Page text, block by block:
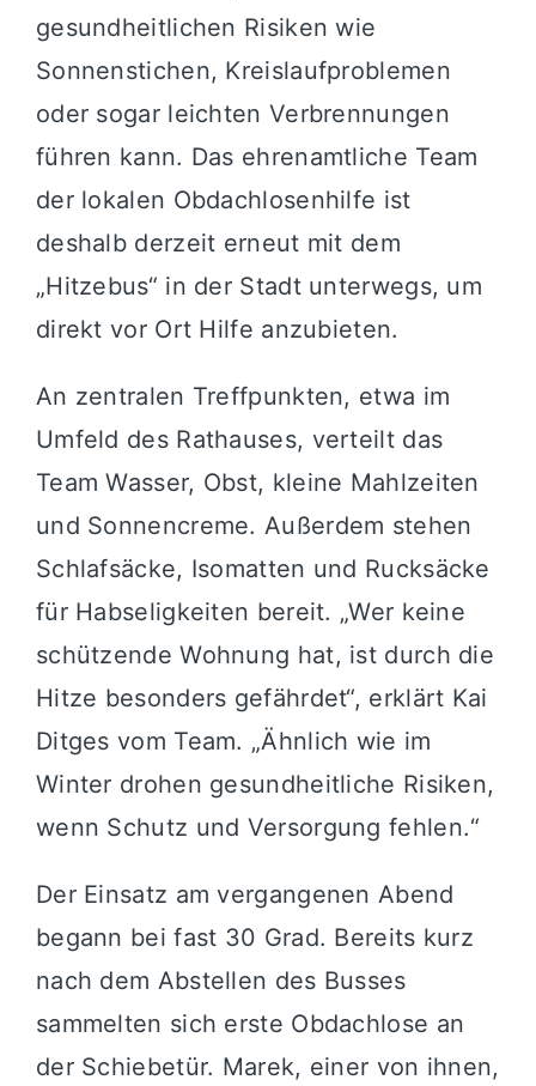
gesundheitlichen Risiken wie
Sonnenstichen, Kreislaufproblemen
oder sogar leichten Verbrennungen
führen kann. Das ehrenamtliche Team
der lokalen Obdachlosenhilfe ist
deshalb derzeit erneut mit dem
„Hitzebus“ in der Stadt unterwegs, um
direkt vor Ort Hilfe anzubieten.
An zentralen Treffpunkten, etwa im
Umfeld des Rathauses, verteilt das
Team Wasser, Obst, kleine Mahlzeiten
und Sonnencreme. Außerdem stehen
Schlafsäcke, Isomatten und Rucksäcke
für Habseligkeiten bereit. „Wer keine
schützende Wohnung hat, ist durch die
Hitze besonders gefährdet“, erklärt Kai
Ditges vom Team. „Ähnlich wie im
Winter drohen gesundheitliche Risiken,
wenn Schutz und Versorgung fehlen.“
Der Einsatz am vergangenen Abend
begann bei fast 30 Grad. Bereits kurz
nach dem Abstellen des Busses
sammelten sich erste Obdachlose an
der Schiebetür. Marek, einer von ihnen,